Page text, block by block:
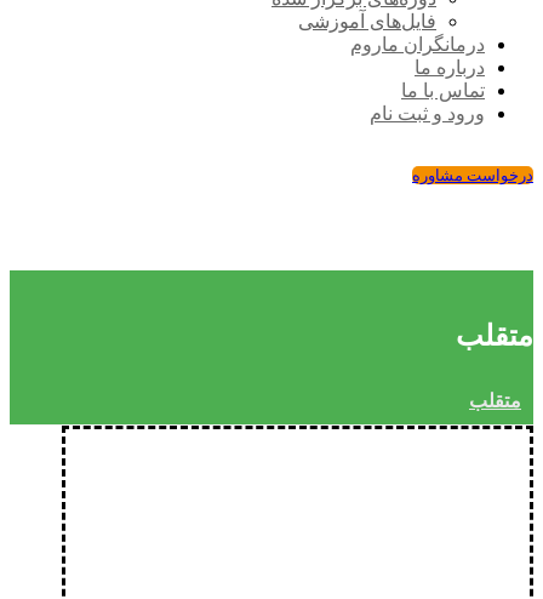
فایل‌های آموزشی
درمانگران ماروم
درباره ما
تماس با ما
ورود و ثبت نام
درخواست مشاوره
متقلب
متقلب